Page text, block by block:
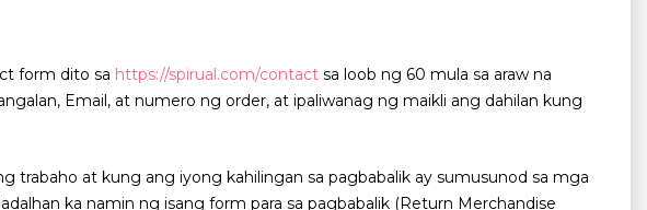
form dito sa https://spirual.com/contact sa loob ng 60 mula sa araw na
Email, at numero ng order, at ipaliwanag ng maikli ang dahilan kung
at kung ang iyong kahilingan sa pagbabalik ay sumusunod sa mga
ka namin ng isang form para sa pagbabalik (Return Merchandise